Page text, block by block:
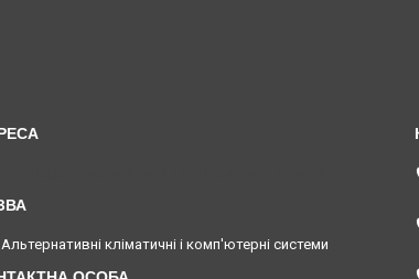
Альтернативні кліматичні і комп'ютерні системи